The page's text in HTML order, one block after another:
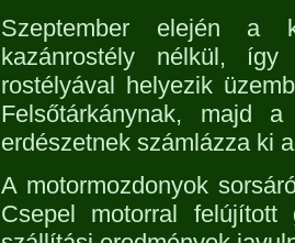
Szeptember elején a
kazánrostély nélkül,
rostélyával helyezik
Felsőtárkánynak, majd
erdészetnek számlázza ki
A motormozdonyok
Csepel motorral